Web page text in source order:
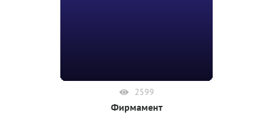
2599
Фирмамент